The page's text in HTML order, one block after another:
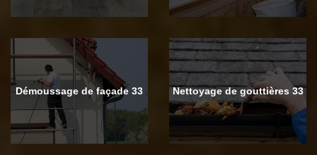
Démoussage de façade 33 Nettoyage de gouttières 33